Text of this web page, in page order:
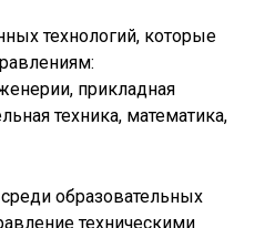
технологий, которые
прикладная
техника, математика,
образовательных
техническими